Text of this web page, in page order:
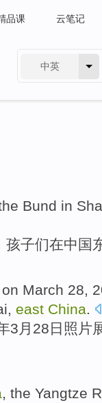
品课 云笔记
中英
Bund in
孩子们在中国
on March 28,
, east China.
3月 28 日 照片
, the Yangtze